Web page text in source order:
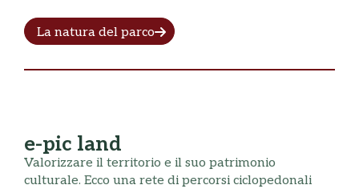
La natura del parco
e-pic land
Valorizzare il territorio e il suo patrimonio
culturale. Ecco una rete di percorsi ciclopedonali